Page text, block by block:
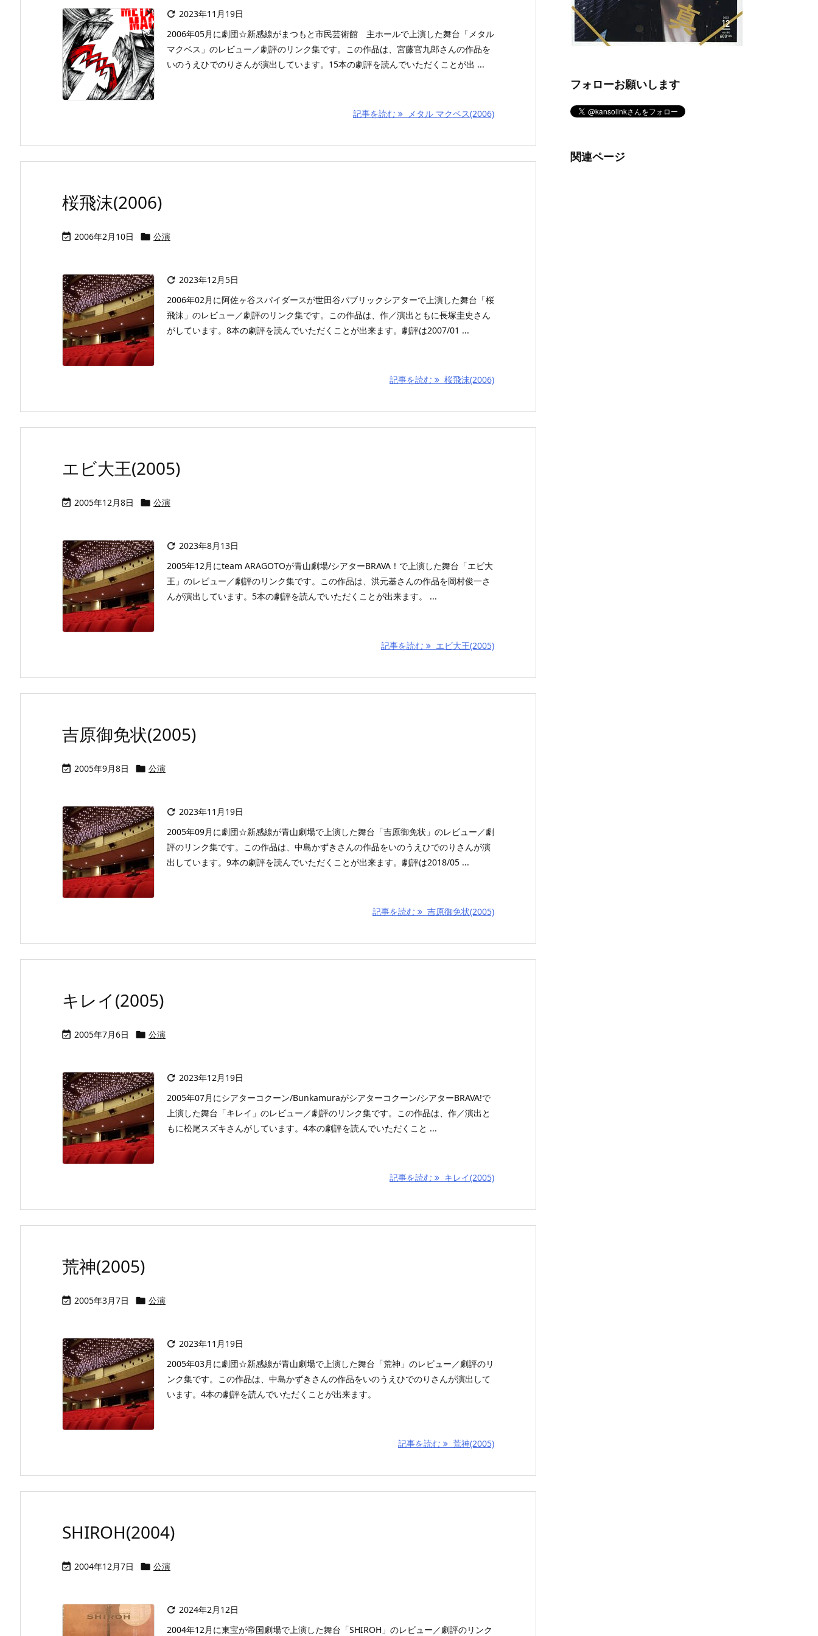
 2023年11月19日
2006年05月に劇団☆新感線がまつもと市民芸術館 主ホールで上演した舞台「メタル
マクベス」のレビュー／劇評のリンク集です。この作品は、宮藤官九郎さんの作品を
いのうえひでのりさんが演出しています。15本の劇評を読んでいただくことが出 ...
記事を読む メタル マクベス(2006)
桜飛沫(2006)
 2006年2月10日  公演
 2023年12月5日
2006年02月に阿佐ヶ谷スパイダースが世田谷パブリックシアターで上演した舞台「桜
飛沫」のレビュー／劇評のリンク集です。この作品は、作／演出ともに長塚圭史さん
がしています。8本の劇評を読んでいただくことが出来ます。劇評は2007/01 ...
記事を読む 桜飛沫(2006)
エビ大王(2005)
 2005年12月8日  公演
 2023年8月13日
2005年12月にteam ARAGOTOが青山劇場/シアターBRAVA！で上演した舞台「エビ大
王」のレビュー／劇評のリンク集です。この作品は、洪元基さんの作品を岡村俊一さ
んが演出しています。5本の劇評を読んでいただくことが出来ます。 ...
記事を読む エビ大王(2005)
吉原御免状(2005)
 2005年9月8日  公演
 2023年11月19日
2005年09月に劇団☆新感線が青山劇場で上演した舞台「吉原御免状」のレビュー／劇
評のリンク集です。この作品は、中島かずきさんの作品をいのうえひでのりさんが演
出しています。9本の劇評を読んでいただくことが出来ます。劇評は2018/05 ...
記事を読む 吉原御免状(2005)
キレイ(2005)
 2005年7月6日  公演
 2023年12月19日
2005年07月にシアターコクーン/Bunkamuraがシアターコクーン/シアターBRAVA!で
上演した舞台「キレイ」のレビュー／劇評のリンク集です。この作品は、作／演出と
もに松尾スズキさんがしています。4本の劇評を読んでいただくこと ...
記事を読む キレイ(2005)
荒神(2005)
 2005年3月7日  公演
 2023年11月19日
2005年03月に劇団☆新感線が青山劇場で上演した舞台「荒神」のレビュー／劇評のリ
ンク集です。この作品は、中島かずきさんの作品をいのうえひでのりさんが演出して
います。4本の劇評を読んでいただくことが出来ます。
記事を読む 荒神(2005)
SHIROH(2004)
 2004年12月7日  公演
 2024年2月12日
2004年12月に東宝が帝国劇場で上演した舞台「SHIROH」のレビュー／劇評のリンク
フォローお願いします
関連ページ